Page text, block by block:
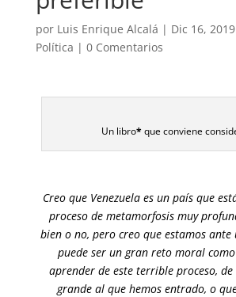
por Luis Enrique Alcalá | Dic 16, 2019
Política | 0 Comentarios
Un libro* que conviene
Creo que Venezuela es un país que
proceso de metamorfosis muy
bien o no, pero creo que estamos
puede ser un gran reto moral
aprender de este terrible proceso,
grande al que hemos entrado, o